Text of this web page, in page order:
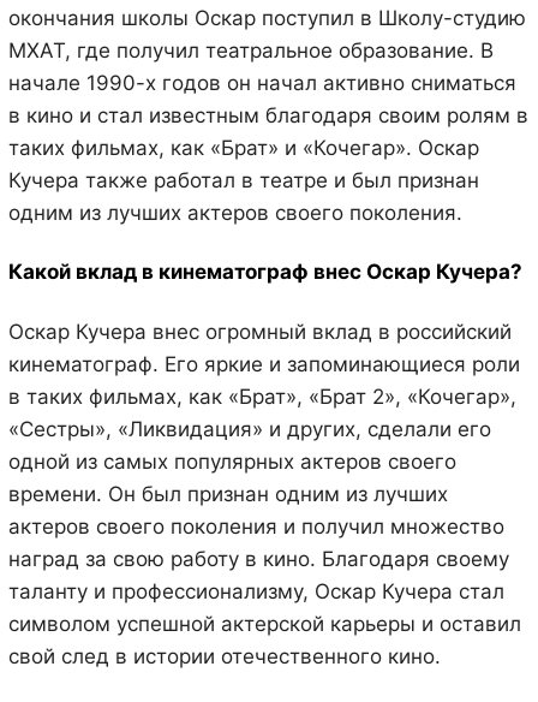
окончания школы Оскар поступил в Школу-студию
МХАТ, где получил театральное образование. В
начале 1990-х годов он начал активно сниматься
в кино и стал известным благодаря своим ролям в
таких фильмах, как «Брат» и «Кочегар». Оскар
Кучера также работал в театре и был признан
одним из лучших актеров своего поколения.
Какой вклад в кинематограф внес Оскар Кучера?
Оскар Кучера внес огромный вклад в российский
кинематограф. Его яркие и запоминающиеся роли
в таких фильмах, как «Брат», «Брат 2», «Кочегар»,
«Сестры», «Ликвидация» и других, сделали его
одной из самых популярных актеров своего
времени. Он был признан одним из лучших
актеров своего поколения и получил множество
наград за свою работу в кино. Благодаря своему
таланту и профессионализму, Оскар Кучера стал
символом успешной актерской карьеры и оставил
свой след в истории отечественного кино.